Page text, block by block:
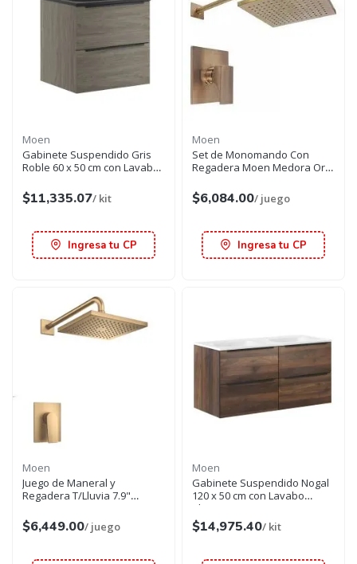
Moen
Gabinete Suspendido Gris
Roble 60 x 50 cm con Lavabo
$11,335.07/ kit
Ingresa tu CP
Moen
Set de Monomando Con
Regadera Moen Medora Oro
$6,084.00/ juego
Ingresa tu CP
Moen
Juego de Maneral y
Regadera T/Lluvia 7.9"
$6,449.00/ juego
Moen
Gabinete Suspendido Nogal
120 x 50 cm con Lavabo
Blanco Moen
$14,975.40/ kit